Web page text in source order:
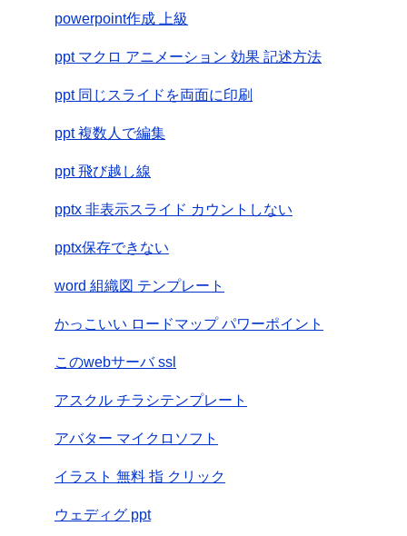
powerpoint作成 上級
ppt マクロ アニメーション 効果 記述方法
ppt 同じスライドを両面に印刷
ppt 複数人で編集
ppt 飛び越し線
pptx 非表示スライド カウントしない
pptx保存できない
word 組織図 テンプレート
かっこいい ロードマップ パワーポイント
このwebサーバ ssl
アスクル チラシテンプレート
アバター マイクロソフト
イラスト 無料 指 クリック
ウェディグ ppt